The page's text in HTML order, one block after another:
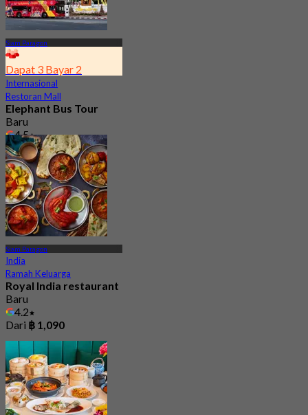
Siam Paragon
Dapat 3 Bayar 2
Internasional
Restoran Mall
Elephant Bus Tour
Baru
4.5
Dari฿ 533
Siam Paragon
India
Ramah Keluarga
Royal India restaurant
Baru
4.2
Dari ฿ 1,090